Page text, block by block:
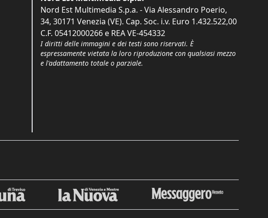
Nord Est Multimedia S.p.a. - Via Alessandro Poerio,
34, 30171 Venezia (VE). Cap. Soc. i.v. Euro 1.432.522,00
C.F. 05412000266 e REA VE-454332
I diritti delle immagini e dei testi sono riservati. È
espressamente vietata la loro riproduzione con qualsiasi mezzo
e l'adattamento totale o parziale.